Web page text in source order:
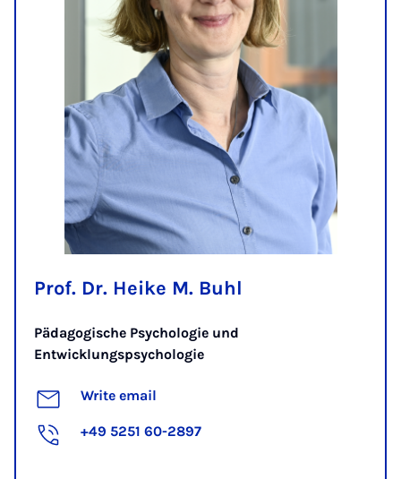
Prof. Dr. Heike M. Buhl
Pädagogische Psychologie und
Entwicklungspsychologie
Write email
+49 5251 60-2897